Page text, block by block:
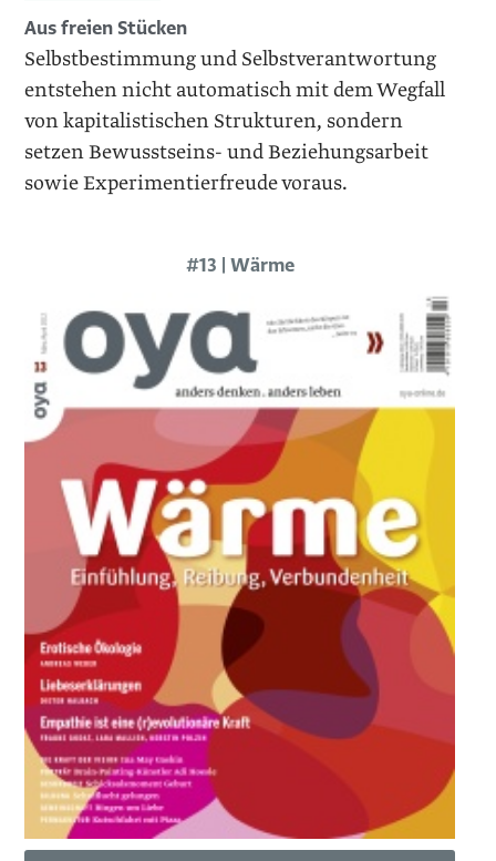
Aus freien Stücken
Selbstbestimmung und Selbstverantwortung
entstehen nicht automatisch mit dem Wegfall
von kapitalistischen Strukturen, sondern
setzen Bewusstseins- und Beziehungsarbeit
sowie Experimentierfreude voraus.
#13 | Wärme